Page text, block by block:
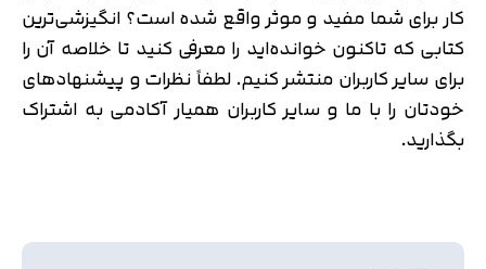
کار برای شما مفید و موثر واقع شده است؟ انگیزشی‌ترین
کتابی که تاکنون خوانده‌اید را معرفی کنید تا خلاصه آن را
برای سایر کاربران منتشر کنیم. لطفاً نظرات و پیشنهادهای
خودتان را با ما و سایر کاربران همیار آکادمی به اشتراک
بگذارید.